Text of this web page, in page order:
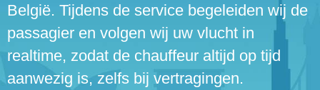
België. Tijdens de service begeleiden wij de
passagier en volgen wij uw vlucht in
realtime, zodat de chauffeur altijd op tijd
aanwezig is, zelfs bij vertragingen.